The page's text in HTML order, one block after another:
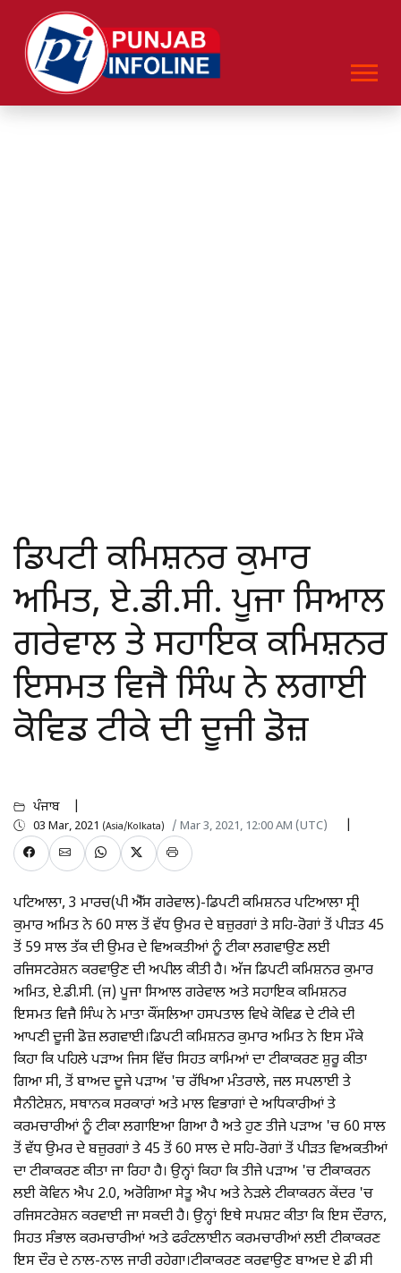
ਡਿਪਟੀ ਕਮਿਸ਼ਨਰ ਕੁਮਾਰ
ਅਮਿਤ, ਏ.ਡੀ.ਸੀ. ਪੂਜਾ ਸਿਆਲ
ਗਰੇਵਾਲ ਤੇ ਸਹਾਇਕ ਕਮਿਸ਼ਨਰ
ਇਸਮਤ ਵਿਜੈ ਸਿੰਘ ਨੇ ਲਗਾਈ
ਕੋਵਿਡ ਟੀਕੇ ਦੀ ਦੂਜੀ ਡੋਜ਼
ਪੰਜਾਬ
03 Mar, 2021 (Asia/Kolkata) / Mar 3, 2021, 12:00 AM (UTC)
ਪਟਿਆਲਾ, 3 ਮਾਰਚ(ਪੀ ਐੱਸ ਗਰੇਵਾਲ)-ਡਿਪਟੀ ਕਮਿਸ਼ਨਰ ਪਟਿਆਲਾ ਸ੍ਰੀ
ਕੁਮਾਰ ਅਮਿਤ ਨੇ 60 ਸਾਲ ਤੋਂ ਵੱਧ ਉਮਰ ਦੇ ਬਜ਼ੁਰਗਾਂ ਤੇ ਸਹਿ-ਰੋਗਾਂ ਤੋਂ ਪੀੜਤ 45
ਤੋਂ 59 ਸਾਲ ਤੱਕ ਦੀ ਉਮਰ ਦੇ ਵਿਅਕਤੀਆਂ ਨੂੰ ਟੀਕਾ ਲਗਵਾਉਣ ਲਈ
ਰਜਿਸਟਰੇਸ਼ਨ ਕਰਵਾਉਣ ਦੀ ਅਪੀਲ ਕੀਤੀ ਹੈ। ਅੱਜ ਡਿਪਟੀ ਕਮਿਸ਼ਨਰ ਕੁਮਾਰ
ਅਮਿਤ, ਏ.ਡੀ.ਸੀ. (ਜ) ਪੂਜਾ ਸਿਆਲ ਗਰੇਵਾਲ ਅਤੇ ਸਹਾਇਕ ਕਮਿਸ਼ਨਰ
ਇਸਮਤ ਵਿਜੈ ਸਿੰਘ ਨੇ ਮਾਤਾ ਕੌਂਸਲਿਆ ਹਸਪਤਾਲ ਵਿਖੇ ਕੋਵਿਡ ਦੇ ਟੀਕੇ ਦੀ
ਆਪਣੀ ਦੂਜੀ ਡੋਜ਼ ਲਗਵਾਈ।ਡਿਪਟੀ ਕਮਿਸ਼ਨਰ ਕੁਮਾਰ ਅਮਿਤ ਨੇ ਇਸ ਮੌਕੇ
ਕਿਹਾ ਕਿ ਪਹਿਲੇ ਪੜਾਅ ਜਿਸ ਵਿੱਚ ਸਿਹਤ ਕਾਮਿਆਂ ਦਾ ਟੀਕਾਕਰਣ ਸ਼ੁਰੂ ਕੀਤਾ
ਗਿਆ ਸੀ, ਤੋਂ ਬਾਅਦ ਦੂਜੇ ਪੜਾਅ 'ਚ ਰੱਖਿਆ ਮੰਤਰਾਲੇ, ਜਲ ਸਪਲਾਈ ਤੇ
ਸੈਨੀਟੇਸ਼ਨ, ਸਥਾਨਕ ਸਰਕਾਰਾਂ ਅਤੇ ਮਾਲ ਵਿਭਾਗਾਂ ਦੇ ਅਧਿਕਾਰੀਆਂ ਤੇ
ਕਰਮਚਾਰੀਆਂ ਨੂੰ ਟੀਕਾ ਲਗਾਇਆ ਗਿਆ ਹੈ ਅਤੇ ਹੁਣ ਤੀਜੇ ਪੜਾਅ 'ਚ 60 ਸਾਲ
ਤੋਂ ਵੱਧ ਉਮਰ ਦੇ ਬਜ਼ੁਰਗਾਂ ਤੇ 45 ਤੋਂ 60 ਸਾਲ ਦੇ ਸਹਿ-ਰੋਗਾਂ ਤੋਂ ਪੀੜਤ ਵਿਅਕਤੀਆਂ
ਦਾ ਟੀਕਾਕਰਣ ਕੀਤਾ ਜਾ ਰਿਹਾ ਹੈ। ਉਨ੍ਹਾਂ ਕਿਹਾ ਕਿ ਤੀਜੇ ਪੜਾਅ 'ਚ ਟੀਕਾਕਰਨ
ਲਈ ਕੋਵਿਨ ਐਪ 2.0, ਅਰੋਗਿਆ ਸੇਤੂ ਐਪ ਅਤੇ ਨੇੜਲੇ ਟੀਕਾਕਰਨ ਕੇਂਦਰ 'ਚ
ਰਜਿਸਟਰੇਸ਼ਨ ਕਰਵਾਈ ਜਾ ਸਕਦੀ ਹੈ। ਉਨ੍ਹਾਂ ਇਥੇ ਸਪਸ਼ਟ ਕੀਤਾ ਕਿ ਇਸ ਦੌਰਾਨ,
ਸਿਹਤ ਸੰਭਾਲ ਕਰਮਚਾਰੀਆਂ ਅਤੇ ਫਰੰਟਲਾਈਨ ਕਰਮਚਾਰੀਆਂ ਲਈ ਟੀਕਾਕਰਣ
ਇਸ ਦੌਰ ਦੇ ਨਾਲ-ਨਾਲ ਜਾਰੀ ਰਹੇਗਾ।ਟੀਕਾਕਰਣ ਕਰਵਾਉਣ ਬਾਅਦ ਏ ਡੀ ਸੀ